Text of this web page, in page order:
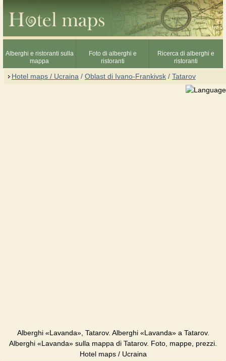
Alberghi e ristoranti sulla
mappa
Foto di alberghi e
ristoranti
Ricerca di alberghi e
ristoranti
Hotel maps / Ucraina / Oblast di Ivano-Frankivsk / Tatarov
Alberghi «Lavanda», Tatarov. Alberghi «Lavanda» a Tatarov.
Alberghi «Lavanda» sulla mappa di Tatarov. Foto, mappe, prezzi.
Hotel maps / Ucraina